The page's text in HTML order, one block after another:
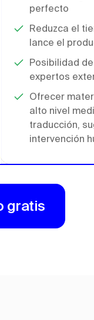
perfecto
Reduzca el
lance el
Posibilidad
expertos
Ofrecer
alto nivel
traducción,
intervención
gratis